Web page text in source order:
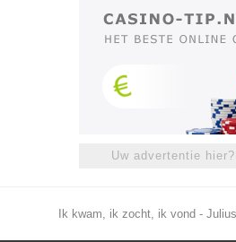
Uw advertentie
Ik kwam, ik zocht, ik vond -